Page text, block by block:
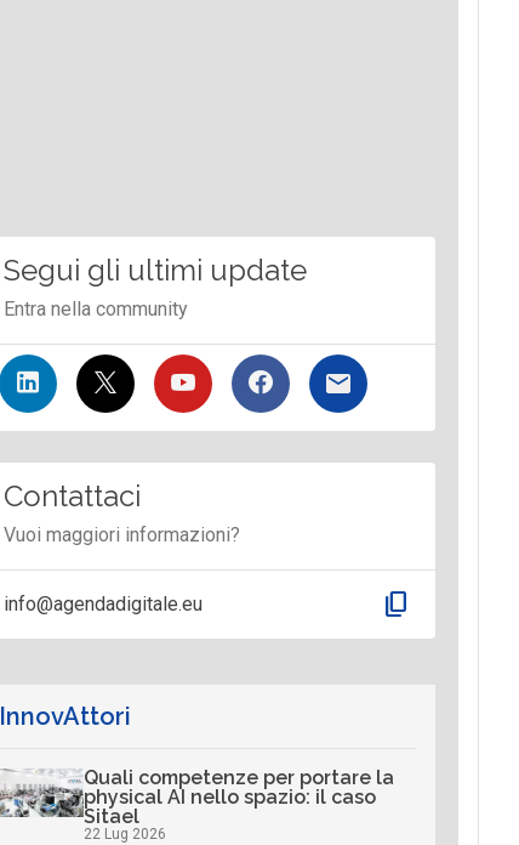
Segui gli ultimi update
Entra nella community
Contattaci
Vuoi maggiori informazioni?
info@agendadigitale.eu content_copy
InnovAttori
Quali competenze per portare la
physical AI nello spazio: il caso
Sitael
22 Lug 2026